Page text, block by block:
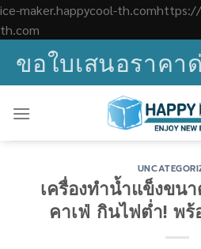
ice-maker.happycool-
th.com
to
content
ขอใบเสนอราคา
เครื่องทำน้ำแข็งขน
คาเฟ่ กินไฟต่ำ! พ